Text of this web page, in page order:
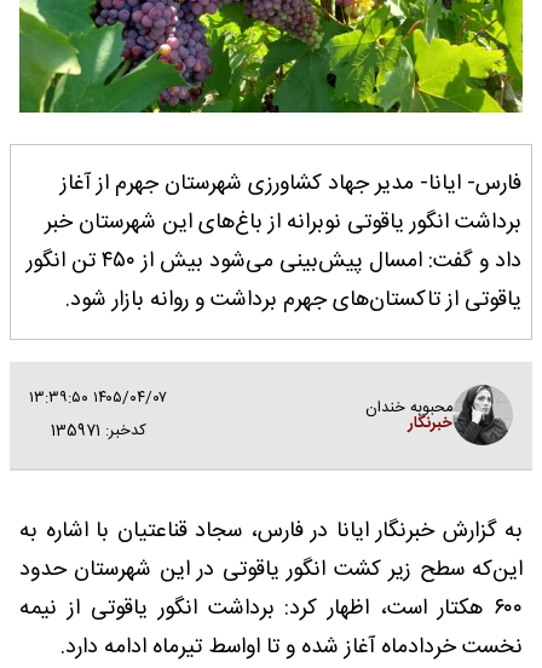
فارس- ایانا- مدیر جهاد کشاورزی شهرستان جهرم از آغاز
برداشت انگور یاقوتی نوبرانه از باغ‌های این شهرستان خبر
داد و گفت: امسال پیش‌بینی می‌شود بیش از ۴۵۰ تن انگور
یاقوتی از تاکستان‌های جهرم برداشت و روانه بازار شود.
محبوبه خندان
خبرنگار
۱۴۰۵/۰۴/۰۷ ۱۳:۳۹:۵۰
کدخبر: 135971
به گزارش خبرنگار ایانا در فارس، سجاد قناعتیان با اشاره به
این‌که سطح زیر کشت انگور یاقوتی در این شهرستان حدود
۶۰۰ هکتار است، اظهار کرد: برداشت انگور یاقوتی از نیمه
نخست خردادماه آغاز شده و تا اواسط تیرماه ادامه دارد.